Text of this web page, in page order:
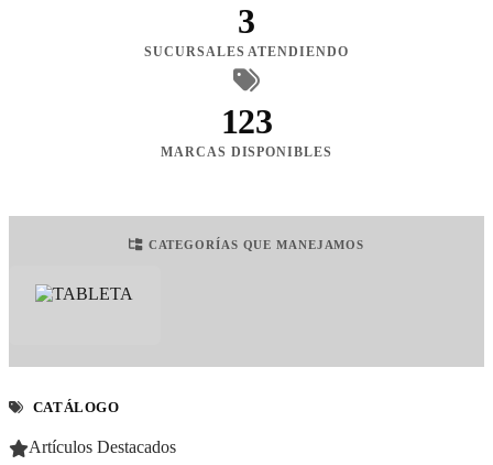
3
SUCURSALES ATENDIENDO
123
MARCAS DISPONIBLES
CATEGORÍAS QUE MANEJAMOS
CATÁLOGO
Artículos Destacados